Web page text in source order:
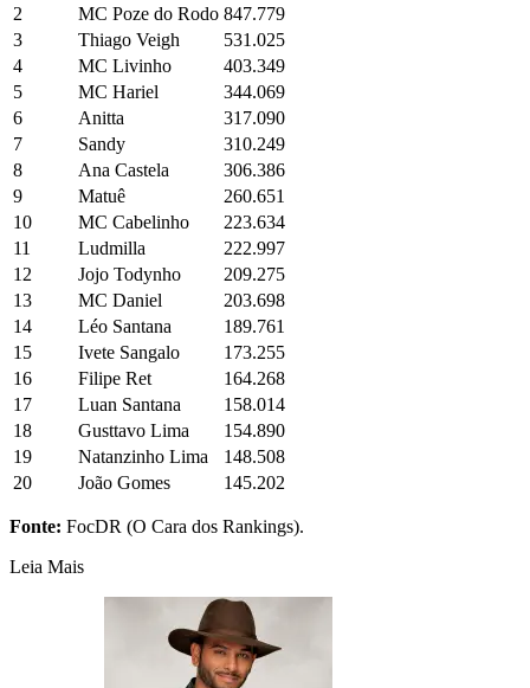
2
MC Poze do Rodo 847.779
3
Thiago Veigh
531.025
4
MC Livinho
403.349
5
MC Hariel
344.069
6
Anitta
317.090
7
Sandy
310.249
8
Ana Castela
306.386
9
Matuê
260.651
10
MC Cabelinho
223.634
11
Ludmilla
222.997
12
Jojo Todynho
209.275
13
MC Daniel
203.698
14
Léo Santana
189.761
15
Ivete Sangalo
173.255
16
Filipe Ret
164.268
17
Luan Santana
158.014
18
Gusttavo Lima
154.890
19
Natanzinho Lima
148.508
20
João Gomes 145.202
Fonte: FocDR (O Cara dos Rankings).
Leia Mais